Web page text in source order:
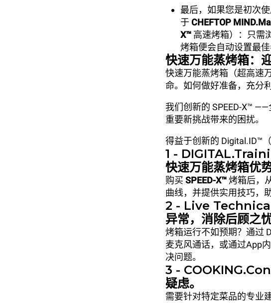
最后，如果您是初次使
于 CHEFTOP
X™ 高速烤箱）：只需
烤箱便会自动设置最
快速万能蒸烤箱：
快速万能蒸烤箱（超高速
命。如何做好准备，充分
我们创新的 SPEED-X™
重要新挑战带来的困扰。
得益于创新的 Digital.ID™
1 -
快速万能蒸烤箱优势
购买 SPEED-X™烤箱后，
曲线，并提供实用技巧，
2 - Live
异常，消除后顾之忧
烤箱运行不如预期？通过
麦克风通话，或通过App
决问题。
3 -
疑虑。
需要针对特定菜品的专业